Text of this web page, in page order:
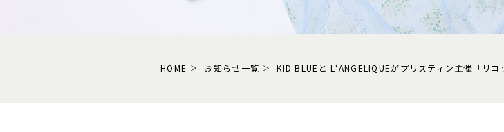
HOME お知らせ一覧 KID BLUEと L‘ANGELIQUEがプリスティン主催「リ